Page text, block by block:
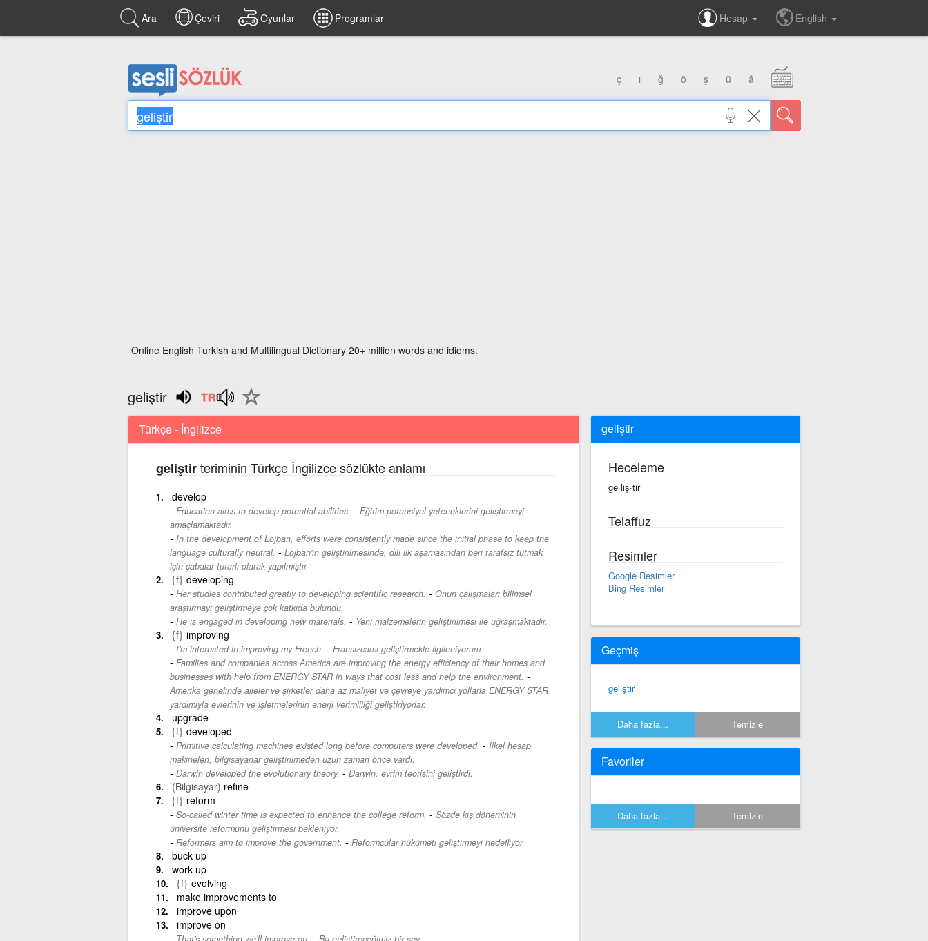
Ara Çeviri Oyunlar Programlar Hesap English
ç ı ğ ö ş ü â
Online English Turkish and Multilingual Dictionary 20+ million words and idioms.
geliştir
Türkçe - İngilizce
geliştirteriminin Türkçe İngilizce sözlükte anlamı
develop
Education aims to develop potential abilities. - Eğitim potansiyel yeteneklerini geliştirmeyi
amaçlamaktadır.
In the development of Lojban, efforts were consistently made since the initial phase to keep the
language culturally neutral. - Lojban'ın geliştirilmesinde, dili ilk aşamasından beri tarafsız tutmak
için çabalar tutarlı olarak yapılmıştır.
{f} developing
Her studies contributed greatly to developing scientific research. - Onun çalışmaları bilimsel
araştırmayı geliştirmeye çok katkıda bulundu.
He is engaged in developing new materials. - Yeni malzemelerin geliştirilmesi ile uğraşmaktadır.
{f} improving
I'm interested in improving my French. - Fransızcamı geliştirmekle ilgileniyorum.
Families and companies across America are improving the energy efficiency of their homes and
businesses with help from ENERGY STAR in ways that cost less and help the environment. -
Amerika genelinde aileler ve şirketler daha az maliyet ve çevreye yardımcı yollarla ENERGY STAR
yardımıyla evlerinin ve işletmelerinin enerji verimliliği geliştiriyorlar.
upgrade
{f} developed
Primitive calculating machines existed long before computers were developed. - İlkel hesap
makineleri, bilgisayarlar geliştirilmeden uzun zaman önce vardı.
Darwin developed the evolutionary theory. - Darwin, evrim teorisini geliştirdi.
(Bilgisayar) refine
{f} reform
So-called winter time is expected to enhance the college reform. - Sözde kış döneminin
üniversite reformunu geliştirmesi bekleniyor.
Reformers aim to improve the government. - Reformcular hükümeti geliştirmeyi hedefliyor.
buck up
work up
{f} evolving
make improvements to
improve upon
improve on
-
geliştir
Heceleme
ge·liş·tir
Telaffuz
Resimler
Google Resimler
Bing Resimler
Geçmiş
geliştir
Daha fazla... Temizle
Favoriler
Daha fazla... Temizle